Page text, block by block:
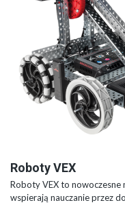
Roboty VEX
Roboty VEX to
wspierają nauczanie przez